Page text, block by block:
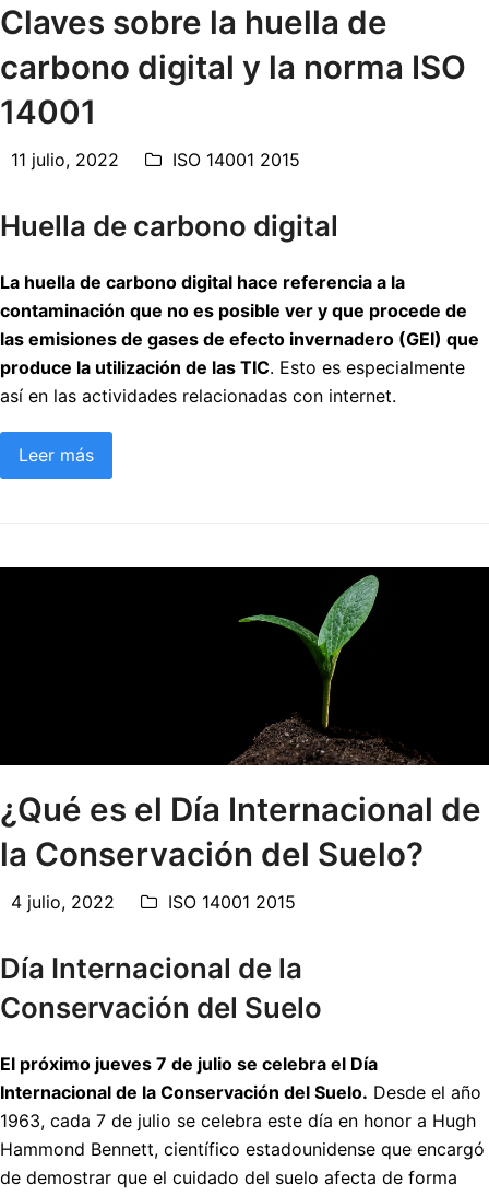
Claves sobre la huella de
carbono digital y la norma ISO
14001
11 julio, 2022 ISO 14001 2015
Huella de carbono digital
La huella de carbono digital hace referencia a la
contaminación que no es posible ver y que procede de
las emisiones de gases de efecto invernadero (GEI) que
produce la utilización de las TIC. Esto es especialmente
así en las actividades relacionadas con internet.
Leer más
¿Qué es el Día Internacional de
la Conservación del Suelo?
4 julio, 2022 ISO 14001 2015
Día Internacional de la
Conservación del Suelo
El próximo jueves 7 de julio se celebra el Día
Internacional de la Conservación del Suelo. Desde el año
1963, cada 7 de julio se celebra este día en honor a Hugh
Hammond Bennett, científico estadounidense que encargó
de demostrar que el cuidado del suelo afecta de forma